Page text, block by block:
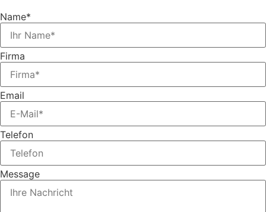
Name*
Firma
Email
Telefon
Message